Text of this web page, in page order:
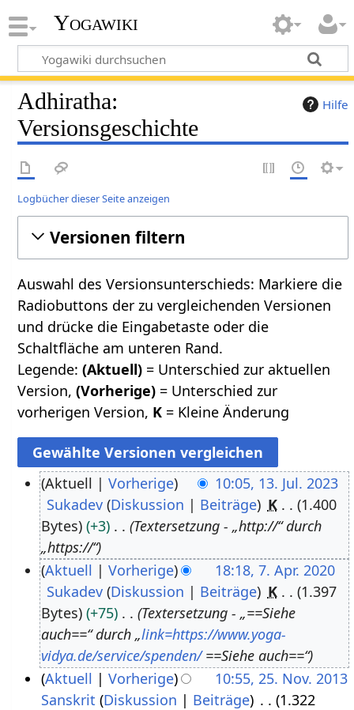
Yogawiki
Hilfe
Adhiratha:
Versionsgeschichte
Logbücher dieser Seite anzeigen
Versionen filtern
Auswahl des Versionsunterschieds: Markiere die
Radiobuttons der zu vergleichenden Versionen
und drücke die Eingabetaste oder die
Schaltfläche am unteren Rand.
Legende:(Aktuell) = Unterschied zur aktuellen
Version,(Vorherige) = Unterschied zur
vorherigen Version, K = Kleine Änderung
J
0
Aktuell Vorherige
10:05, 13. Jul. 2023
Sukadev Diskussion Beiträge K
1.400
Bytes
+3
Textersetzung - „http://“ durch
„https://“
Aktuell Vorherige
18:18, 7. Apr. 2020
Sukadev Diskussion Beiträge K
1.397
Bytes
+75
Textersetzung - „==Siehe
auch==“ durch „link=https://www.yoga-
vidya.de/service/spenden/==Siehe auch==“
Aktuell Vorherige
10:55, 25. Nov. 2013
Sanskrit Diskussion Beiträge
1.322